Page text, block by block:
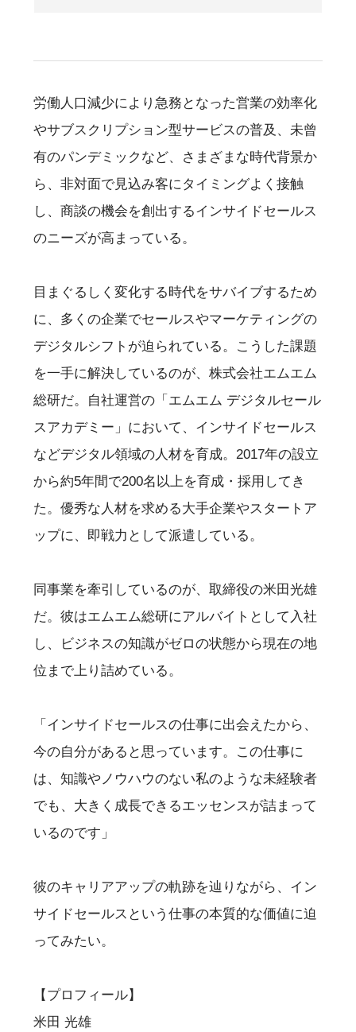
労働人口減少により急務となった営業の効率化
やサブスクリプション型サービスの普及、未曾
有のパンデミックなど、さまざまな時代背景か
ら、非対面で見込み客にタイミングよく接触
し、商談の機会を創出するインサイドセールス
のニーズが高まっている。
目まぐるしく変化する時代をサバイブするため
に、多くの企業でセールスやマーケティングの
デジタルシフトが迫られている。こうした課題
を一手に解決しているのが、株式会社エムエム
総研だ。自社運営の「エムエム デジタルセール
スアカデミー」において、インサイドセールス
などデジタル領域の人材を育成。2017年の設立
から約5年間で200名以上を育成・採用してき
た。優秀な人材を求める大手企業やスタートア
ップに、即戦力として派遣している。
同事業を牽引しているのが、取締役の米田光雄
だ。彼はエムエム総研にアルバイトとして入社
し、ビジネスの知識がゼロの状態から現在の地
位まで上り詰めている。
「インサイドセールスの仕事に出会えたから、
今の自分があると思っています。この仕事に
は、知識やノウハウのない私のような未経験者
でも、大きく成長できるエッセンスが詰まって
いるのです」
彼のキャリアアップの軌跡を辿りながら、イン
サイドセールスという仕事の本質的な価値に迫
ってみたい。
【プロフィール】
米田 光雄